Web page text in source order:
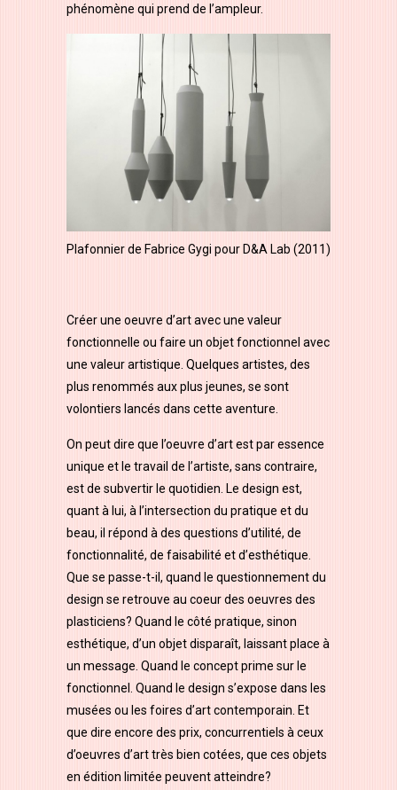
phénomène qui prend de l’ampleur.
Plafonnier de Fabrice Gygi pour D&A Lab (2011)
Créer une oeuvre d’art avec une valeur
fonctionnelle ou faire un objet fonctionnel avec
une valeur artistique. Quelques artistes, des
plus renommés aux plus jeunes, se sont
volontiers lancés dans cette aventure.
On peut dire que l’oeuvre d’art est par essence
unique et le travail de l’artiste, sans contraire,
est de subvertir le quotidien. Le design est,
quant à lui, à l’intersection du pratique et du
beau, il répond à des questions d’utilité, de
fonctionnalité, de faisabilité et d’esthétique.
Que se passe-t-il, quand le questionnement du
design se retrouve au coeur des oeuvres des
plasticiens? Quand le côté pratique, sinon
esthétique, d’un objet disparaît, laissant place à
un message. Quand le concept prime sur le
fonctionnel. Quand le design s’expose dans les
musées ou les foires d’art contemporain. Et
que dire encore des prix, concurrentiels à ceux
d’oeuvres d’art très bien cotées, que ces objets
en édition limitée peuvent atteindre?